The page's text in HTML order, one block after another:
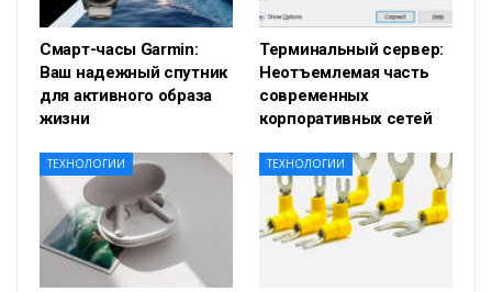
Смарт-часы Garmin:
Ваш надежный спутник
для активного образа
жизни
Терминальный сервер:
Неотъемлемая часть
современных
корпоративных сетей
ТЕХНОЛОГИИ ТЕХНОЛОГИИ